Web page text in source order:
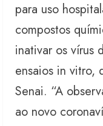
para uso
compostos
inativar os vírus
ensaios in vitro,
Senai. “A
ao novo